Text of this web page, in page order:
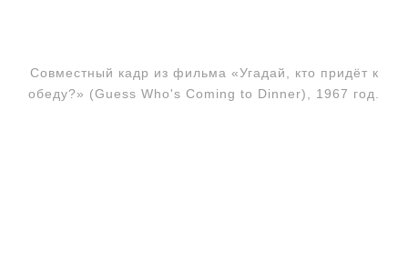
Совместный кадр из фильма «Угадай, кто придёт к
обеду?» (Guess Who's Coming to Dinner), 1967 год.